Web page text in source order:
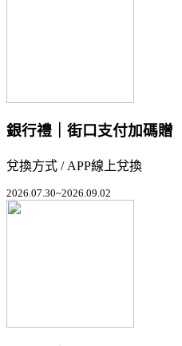
銀行禮｜街口支付加碼贈
兌換方式 / APP線上兌換
2026.07.30~2026.09.02